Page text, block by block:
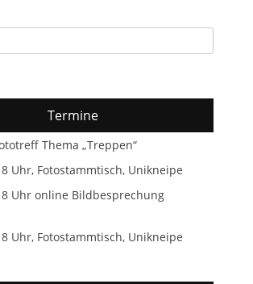
Termine
Thema „Treppen“
Uhr, Fotostammtisch, Unikneipe
Uhr online Bildbesprechung
Uhr, Fotostammtisch, Unikneipe